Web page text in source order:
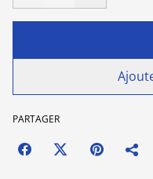
PARTAGER